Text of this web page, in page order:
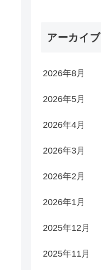
アーカイブ
2026年8月
2026年5月
2026年4月
2026年3月
2026年2月
2026年1月
2025年12月
2025年11月